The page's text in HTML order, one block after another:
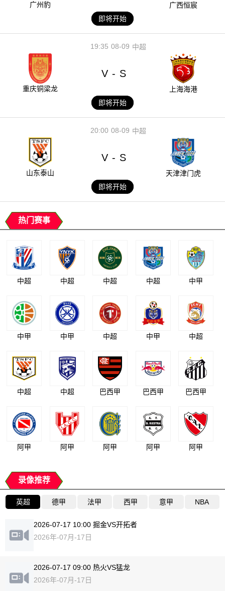
广州豹
广西恒宸
即将开始
08-09
19:35 中超
重庆铜梁龙
V - S
上海海港
即将开始
08-09
20:00 中超
山东泰山
V - S
天津津门虎
即将开始
热门赛事
中超 中超 中超 中超 中甲
中甲 中甲 中超 中甲 中超
中超 中超 巴西甲 巴西甲 巴西甲
阿甲 阿甲 阿甲 阿甲 阿甲
录像推荐
英超 德甲 法甲 西甲 意甲 NBA
2026-07-17 10:00 掘金VS开拓者
2026年-07月-17日
2026-07-17 09:00 热火VS猛龙
2026年-07月-17日